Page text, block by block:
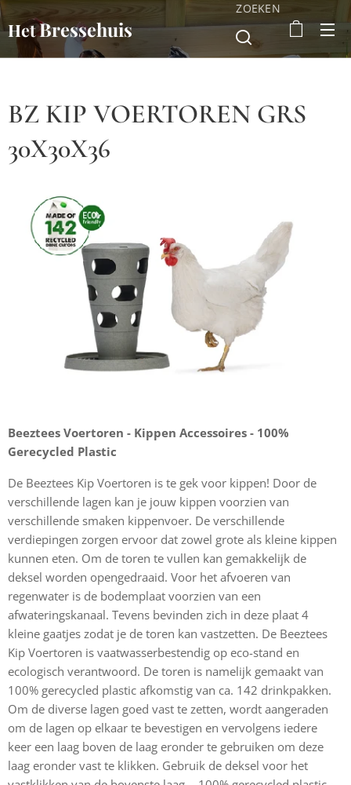
HetBressehuis
ZOEKEN
BZ KIP VOERTOREN GRS
30X30X36
Beeztees Voertoren - Kippen Accessoires - 100%
Gerecycled Plastic
De Beeztees Kip Voertoren is te gek voor kippen! Door de
verschillende lagen kan je jouw kippen voorzien van
verschillende smaken kippenvoer. De verschillende
verdiepingen zorgen ervoor dat zowel grote als kleine kippen
kunnen eten. Om de toren te vullen kan gemakkelijk de
deksel worden opengedraaid. Voor het afvoeren van
regenwater is de bodemplaat voorzien van een
afwateringskanaal. Tevens bevinden zich in deze plaat 4
kleine gaatjes zodat je de toren kan vastzetten. De Beeztees
Kip Voertoren is vaatwasserbestendig op eco-stand en
ecologisch verantwoord. De toren is namelijk gemaakt van
100% gerecycled plastic afkomstig van ca. 142 drinkpakken.
Om de diverse lagen goed vast te zetten, wordt aangeraden
om de lagen op elkaar te bevestigen en vervolgens iedere
keer een laag boven de laag eronder te gebruiken om deze
laag eronder vast te klikken. Gebruik de deksel voor het